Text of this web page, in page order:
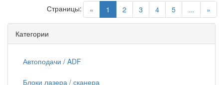
« 1 (current)
2 3 4 5 ... »
Страницы:
Категории
Автоподачи / ADF
Блоки лазера / сканера